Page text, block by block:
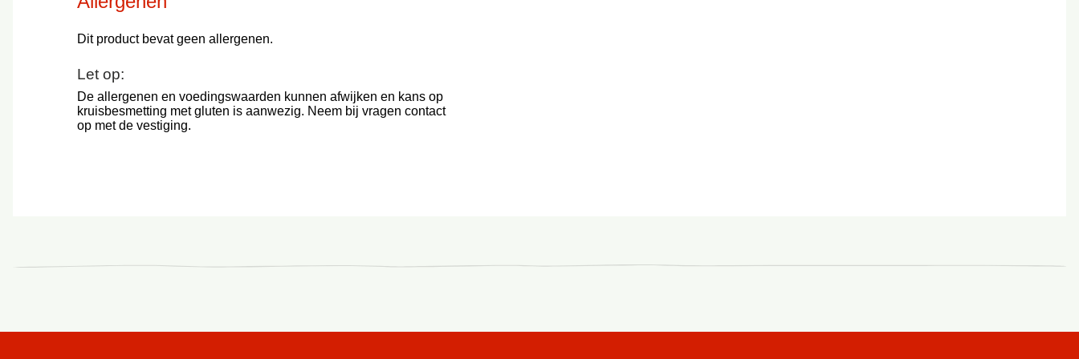
Dit product bevat geen allergenen.
Let op:
De allergenen en voedingswaarden kunnen afwijken en kans op
kruisbesmetting met gluten is aanwezig. Neem bij vragen contact
op met de vestiging.